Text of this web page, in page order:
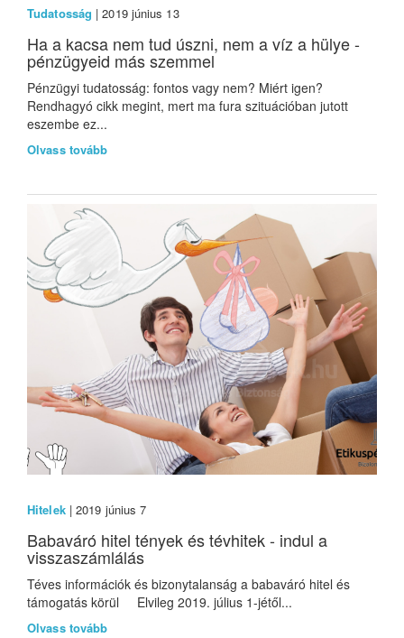
Tudatosság | 2019 június 13
Ha a kacsa nem tud úszni, nem a víz a hülye -
pénzügyeid más szemmel
Pénzügyi tudatosság: fontos vagy nem? Miért igen?
Rendhagyó cikk megint, mert ma fura szituációban jutott
eszembe ez...
Olvass tovább
Hitelek| 2019 június 7
Babaváró hitel tények és tévhitek - indul a
visszaszámlálás
Téves információk és bizonytalanság a babaváró hitel és
támogatás körül Elvileg 2019. július 1-jétől...
Olvass tovább